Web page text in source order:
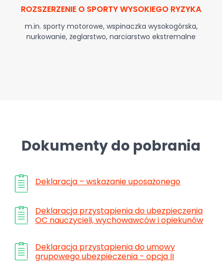
ROZSZERZENIE O SPORTY WYSOKIEGO RYZYKA
m.in. sporty motorowe, wspinaczka wysokogórska,
nurkowanie, żeglarstwo, narciarstwo ekstremalne
Dokumenty do pobrania
Deklaracja – wskazanie uposażonego
Deklaracja przystąpienia do ubezpieczenia
OC nauczycieli, wychowawców i opiekunów
Deklaracja przystąpienia do umowy
grupowego ubezpieczenia - opcja II